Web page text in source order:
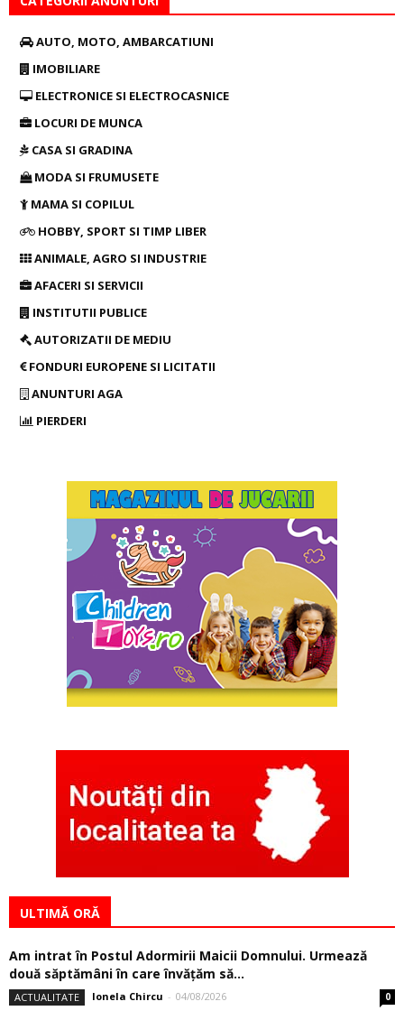
AUTO, MOTO, AMBARCATIUNI
IMOBILIARE
ELECTRONICE SI ELECTROCASNICE
LOCURI DE MUNCA
CASA SI GRADINA
MODA SI FRUMUSETE
MAMA SI COPILUL
HOBBY, SPORT SI TIMP LIBER
ANIMALE, AGRO SI INDUSTRIE
AFACERI SI SERVICII
INSTITUTII PUBLICE
AUTORIZATII DE MEDIU
FONDURI EUROPENE SI LICITATII
ANUNTURI AGA
PIERDERI
ULTIMĂ ORĂ
Am intrat în Postul Adormirii Maicii Domnului. Urmează
două săptămâni în care învăţăm să...
ACTUALITATE Ionela Chircu - 04/08/2026 0